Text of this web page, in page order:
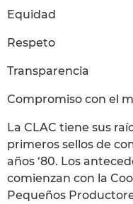
Equidad
Respeto
Transparencia
Compromiso con el
La CLAC tiene sus
primeros sellos de
años ‘80. Los
comienzan con la
Pequeños